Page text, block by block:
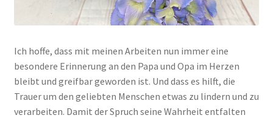
Ich hoffe, dass mit meinen Arbeiten nun immer eine
besondere Erinnerung an den Papa und Opa im Herzen
bleibt und greifbar geworden ist. Und dass es hilft, die
Trauer um den geliebten Menschen etwas zu lindern und zu
verarbeiten. Damit der Spruch seine Wahrheit entfalten